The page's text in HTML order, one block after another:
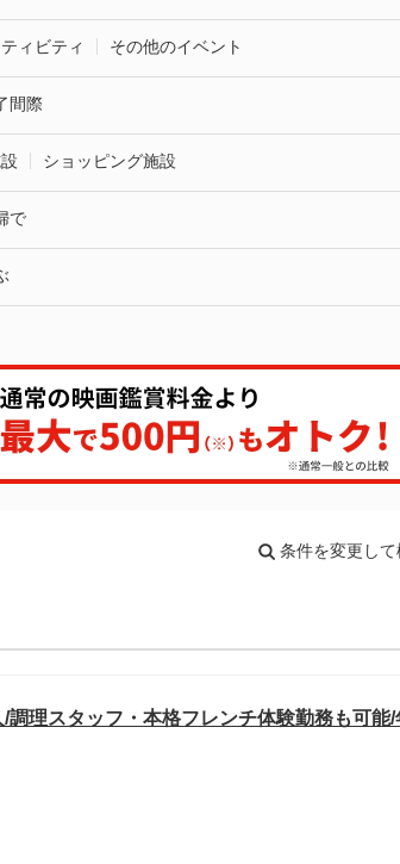
ィビティ その他のイベント
間際
ショッピング施設
で
条件を変更して
理スタッフ・本格フレンチ体験勤務も可能/